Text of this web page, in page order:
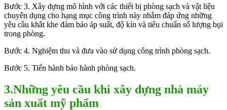
Bước 3. Xây dựng mô hình với các thiết bị phòng sạch và vật liệu
chuyên dụng cho hạng mục công trình này nhằm đáp ứng những
yêu cầu khắt khe đảm bảo áp suất, độ kín và tiêu chuẩn số lượng bụi
trong phòng.
Bước 4. Nghiệm thu và đưa vào sử dụng công trình phòng sạch.
Bước 5. Tiến hành bảo hành phòng sạch.
3.Những yêu cầu khi xây dựng nhà máy
sản xuất mỹ phẩm